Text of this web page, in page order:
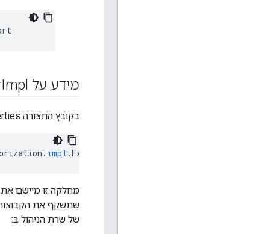
מידע על External Impl הטמעה לדוגמה
בקובץ התצורה Security.properties שתואר קודם בחלק
. impl .ExternalRoleMapperImpl
של שרת הניהול ב: